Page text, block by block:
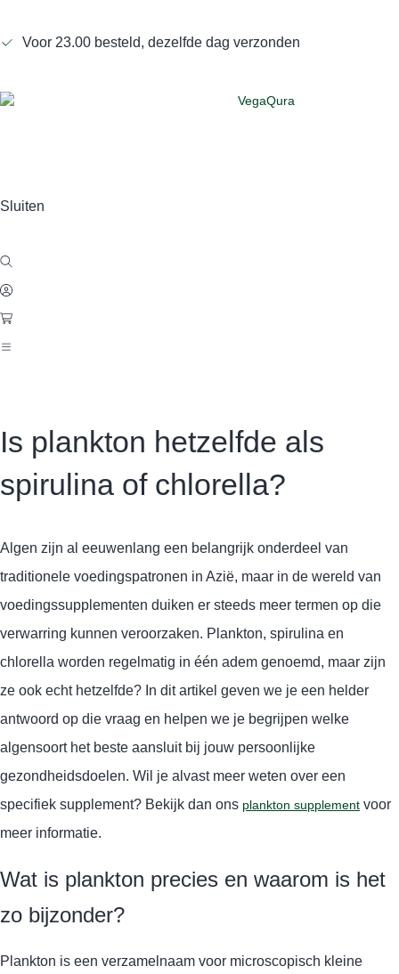
Voor 23.00 besteld, dezelfde dag verzonden
Sluiten
Is plankton hetzelfde als
spirulina of chlorella?
Algen zijn al eeuwenlang een belangrijk onderdeel van
traditionele voedingspatronen in Azië, maar in de wereld van
voedingssupplementen duiken er steeds meer termen op die
verwarring kunnen veroorzaken. Plankton, spirulina en
chlorella worden regelmatig in één adem genoemd, maar zijn
ze ook echt hetzelfde? In dit artikel geven we je een helder
antwoord op die vraag en helpen we je begrijpen welke
algensoort het beste aansluit bij jouw persoonlijke
gezondheidsdoelen. Wil je alvast meer weten over een
specifiek supplement? Bekijk dan ons plankton supplement voor
meer informatie.
Wat is plankton precies en waarom is het
zo bijzonder?
Plankton is een verzamelnaam voor microscopisch kleine